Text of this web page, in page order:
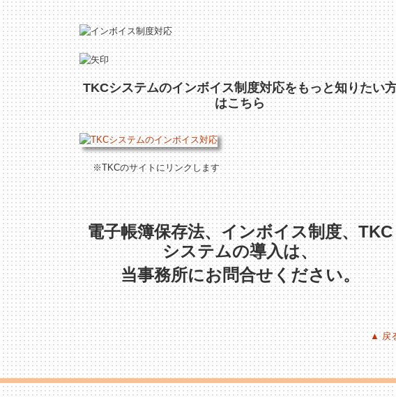
TKCシステムのインボイス制度対応をもっと知りたい
はこちら
※TKCのサイトにリンクします
電子帳簿保存法、インボイス制度、TKC
システムの導入は、
当事務所にお問合せください。
▲ 戻